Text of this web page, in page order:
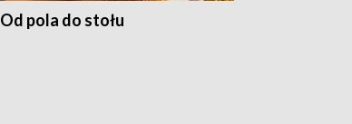
Od pola do stołu